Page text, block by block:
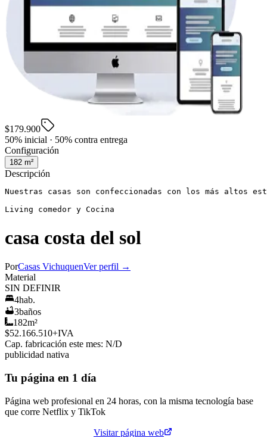
$179.900
50% inicial · 50% contra entrega
Configuración
182 m²
Descripción
Nuestras casas son confeccionadas con los más altos
Living comedor y Cocina
casa costa del sol
PorCasas VichuquenVer perfil →
Material
SIN DEFINIR
4hab.
3baños
182m²
$52.166.510+IVA
Cap. fabricación este mes: N/D
publicidad nativa
Tu página en 1 día
Página web profesional en 24 horas, con la misma tecnología base
que corre Netflix y TikTok
Visitar página web